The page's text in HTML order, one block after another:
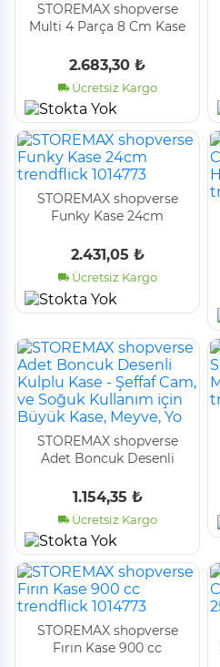
STOREMAX shopverse
Multi 4 Parça 8 Cm Kase
1014773
2.683,30 ₺
Ücretsiz Kargo
STOREMAX shopverse
Funky Kase 24cm
2.431,05 ₺
Ücretsiz Kargo
STOREMAX shopverse
Adet Boncuk Desenli
ve Soğuk Kullanım için
Büyük Kase, Meyve, Yo
1.154,35 ₺
Ücretsiz Kargo
STOREMAX shopverse
Fırın Kase 900 cc